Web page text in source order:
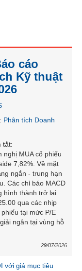
cáo
Kỹ thuật
: Phân tích Doanh
tắt:
nghị MUA cổ phiếu
7,82%. Về mặt
ngắn - trung hạn
Các chỉ báo MACD
hình thành trở lại
qua các nhịp
tại mức P/E
ngân tại vùng hỗ
29/07/2026
với giá mục tiêu